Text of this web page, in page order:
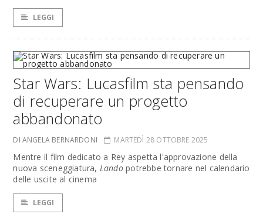
LEGGI
Star Wars: Lucasfilm sta pensando
di recuperare un progetto
abbandonato
DI ANGELA BERNARDONI MARTEDÌ 28 OTTOBRE 2025
Mentre il film dedicato a Rey aspetta l'approvazione della
nuova sceneggiatura, Landopotrebbe tornare nel calendario
delle uscite al cinema
LEGGI